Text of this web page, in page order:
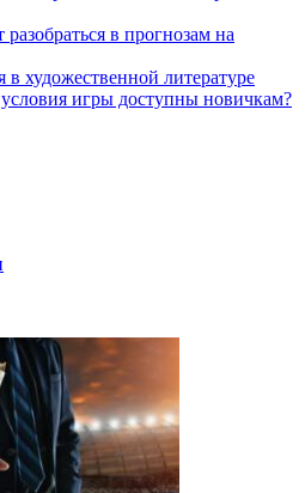
в прогнозам на
художественной литературе
игры доступны новичкам?